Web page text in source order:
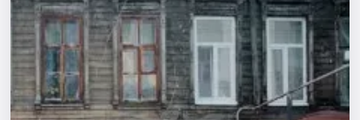
Квесты
Экскурсии
Спорт